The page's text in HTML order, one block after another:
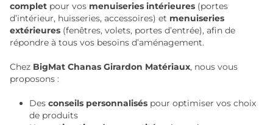
complet pour vos menuiseries intérieures (portes
d’intérieur, huisseries, accessoires) et menuiseries
extérieures (fenêtres, volets, portes d’entrée), afin de
répondre à tous vos besoins d’aménagement.
Chez BigMat Chanas Girardon Matériaux, nous vous
proposons :
Des conseils personnalisés pour optimiser vos choix
de produits